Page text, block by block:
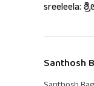
sreeleela:
Santhosh